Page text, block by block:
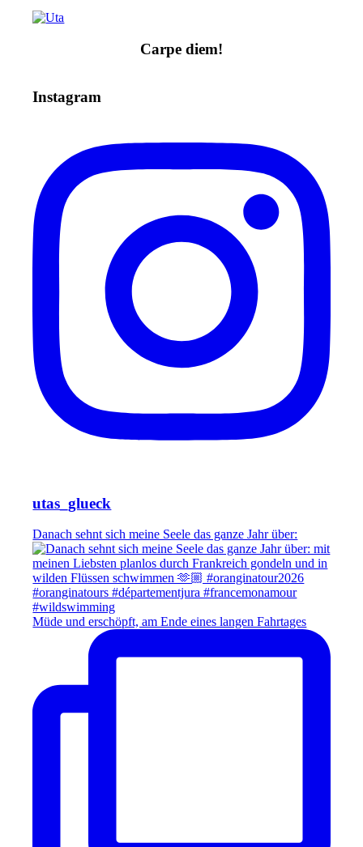
Carpe diem!
Instagram
utas_glueck
Danach sehnt sich meine Seele das ganze Jahr über:
Müde und erschöpft, am Ende eines langen Fahrtages